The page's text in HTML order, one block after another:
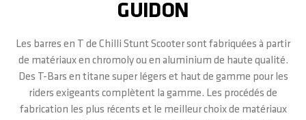
GUIDON
Les barres en T de Chilli Stunt Scooter sont fabriquées à partir
de matériaux en chromoly ou en aluminium de haute qualité.
Des T-Bars en titane super légers et haut de gamme pour les
riders exigeants complètent la gamme. Les procédés de
fabrication les plus récents et le meilleur choix de matériaux